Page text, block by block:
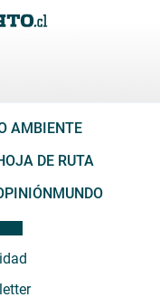
AMBIENTE
DE RUTA
MUNDO